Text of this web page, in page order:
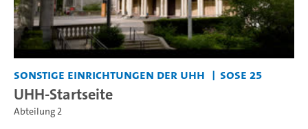
Sonstige Einrichtungen der UHH SoSe 25
UHH-Startseite
Abteilung 2